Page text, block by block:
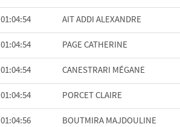
01:04:54 AIT ADDI ALEXANDRE
01:04:54 PAGE CATHERINE
01:04:54 CANESTRARI MÉGANE
01:04:54 PORCET CLAIRE
01:04:56 BOUTMIRA MAJDOULINE